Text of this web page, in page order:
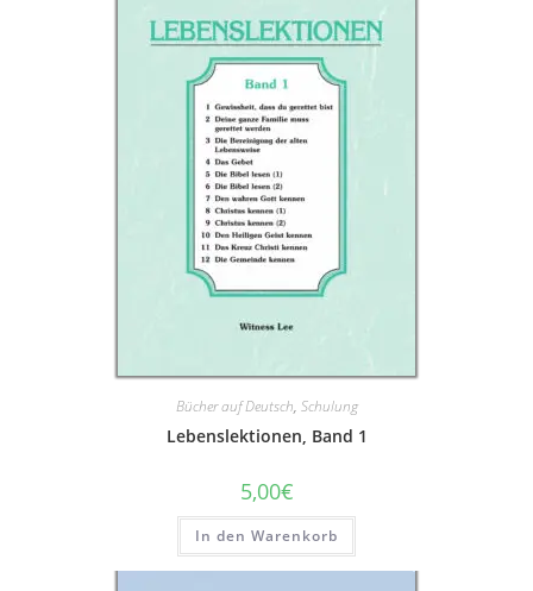
Bücher auf Deutsch, Schulung
Lebenslektionen, Band 1
5,00€
In den Warenkorb